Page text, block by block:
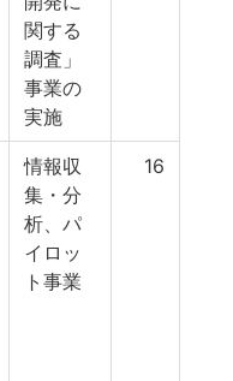
関する
調査」
事業の
実施
情報収
集・分
析、パ
イロッ
ト事業
16